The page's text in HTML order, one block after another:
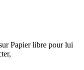
Papier libre pour lui